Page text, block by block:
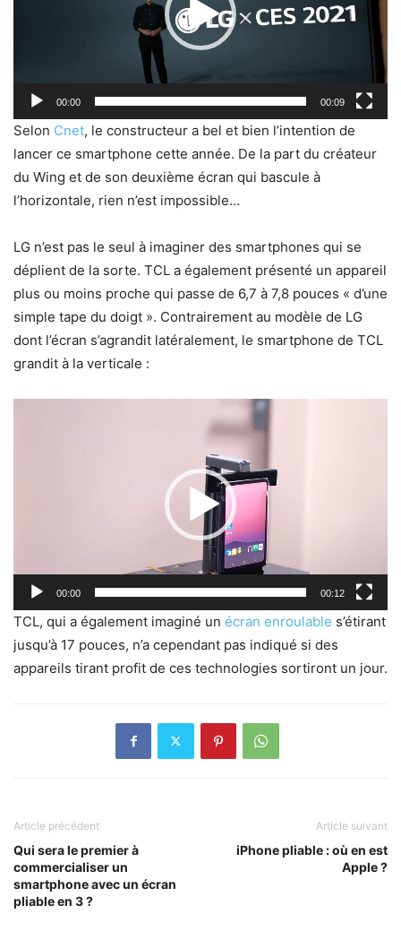
00:00 00:09
Selon Cnet, le constructeur a bel et bien l’intention de
lancer ce smartphone cette année. De la part du créateur
du Wing et de son deuxième écran qui bascule à
l’horizontale, rien n’est impossible…
LG n’est pas le seul à imaginer des smartphones qui se
déplient de la sorte. TCL a également présenté un appareil
plus ou moins proche qui passe de 6,7 à 7,8 pouces « d’une
simple tape du doigt ». Contrairement au modèle de LG
dont l’écran s’agrandit latéralement, le smartphone de TCL
grandit à la verticale :
00:00 00:12
TCL, qui a également imaginé un écran enroulable s’étirant
jusqu’à 17 pouces, n’a cependant pas indiqué si des
appareils tirant profit de ces technologies sortiront un jour.
Article précédent
Qui sera le premier à
commercialiser un
smartphone avec un écran
pliable en 3 ?
Article suivant
iPhone pliable : où en est
Apple ?